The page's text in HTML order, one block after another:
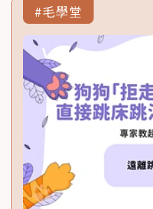
#毛學堂